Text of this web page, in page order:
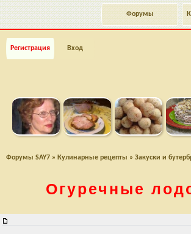
Форумы
Регистрация Вход
Форумы SAY7 » Кулинарные рецепты » Закуски и
Огуречные